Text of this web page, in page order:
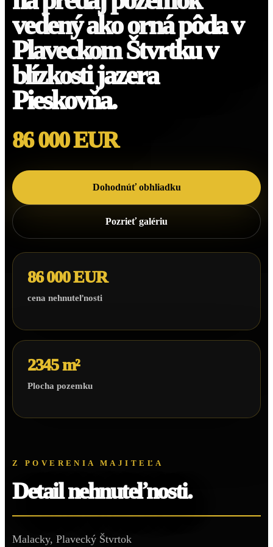
vedený ako orná pôda v
Plaveckom Štvrtku v
blízkosti jazera
Pieskovňa.
86 000 EUR
Dohodnúť obhliadku
Pozrieť galériu
86 000 EUR
cena nehnuteľnosti
2345 m²
Plocha pozemku
Z POVERENIA MAJITEĽA
Detail nehnuteľnosti.
Malacky, Plavecký Štvrtok